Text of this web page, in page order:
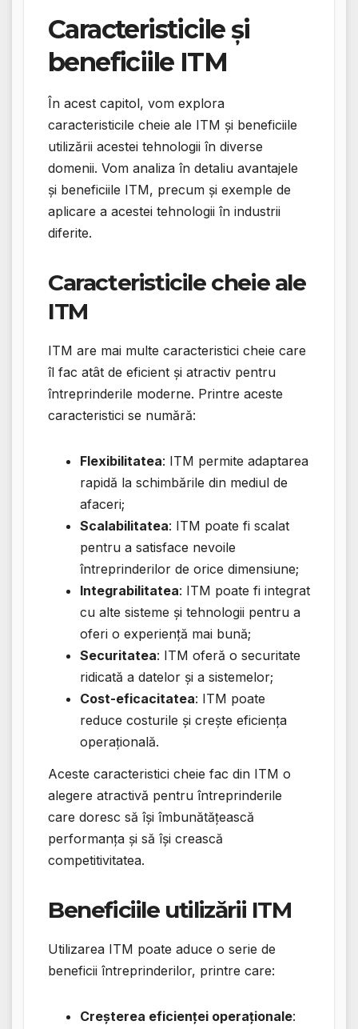
Caracteristicile și
beneficiile ITM
În acest capitol, vom explora
caracteristicile cheie ale ITM și beneficiile
utilizării acestei tehnologii în diverse
domenii. Vom analiza în detaliu avantajele
și beneficiile ITM, precum și exemple de
aplicare a acestei tehnologii în industrii
diferite.
Caracteristicile cheie ale
ITM
ITM are mai multe caracteristici cheie care
îl fac atât de eficient și atractiv pentru
întreprinderile moderne. Printre aceste
caracteristici se numără:
Flexibilitatea: ITM permite adaptarea
rapidă la schimbările din mediul de
afaceri;
Scalabilitatea: ITM poate fi scalat
pentru a satisface nevoile
întreprinderilor de orice dimensiune;
Integrabilitatea: ITM poate fi integrat
cu alte sisteme și tehnologii pentru a
oferi o experiență mai bună;
Securitatea: ITM oferă o securitate
ridicată a datelor și a sistemelor;
Cost-eficacitatea: ITM poate
reduce costurile și crește eficiența
operațională.
Aceste caracteristici cheie fac din ITM o
alegere atractivă pentru întreprinderile
care doresc să își îmbunătățească
performanța și să își crească
competitivitatea.
Beneficiile utilizării ITM
Utilizarea ITM poate aduce o serie de
beneficii întreprinderilor, printre care:
Creșterea eficienței operaționale: